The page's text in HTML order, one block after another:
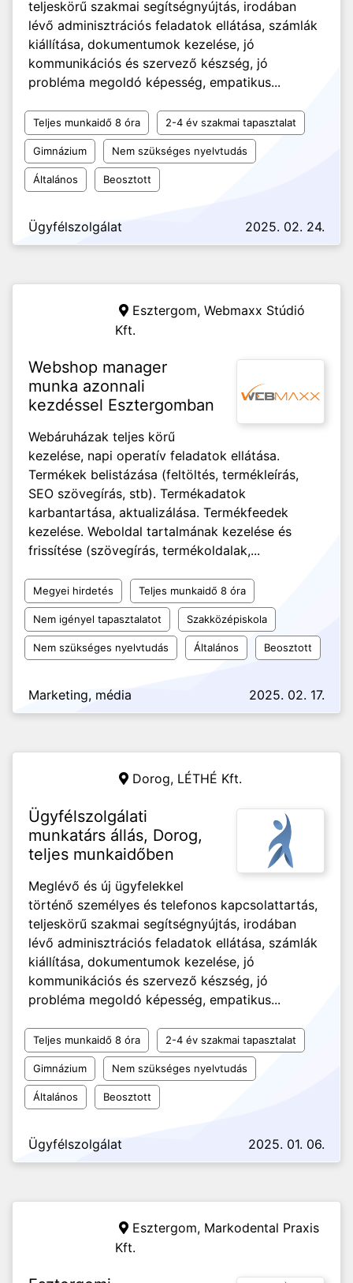
teljeskörű szakmai segítségnyújtás, irodában
lévő adminisztrációs feladatok ellátása, számlák
kiállítása, dokumentumok kezelése, jó
kommunikációs és szervező készség, jó
probléma megoldó képesség, empatikus...
Teljes munkaidő 8 óra 2-4 év szakmai tapasztalat
Gimnázium Nem szükséges nyelvtudás
Általános Beosztott
Ügyfélszolgálat 2025. 02. 24.
Esztergom, Webmaxx Stúdió
Kft.
Webshop manager
munka azonnali
kezdéssel Esztergomban
Webáruházak teljes körű
kezelése, napi operatív feladatok ellátása.
Termékek belistázása (feltöltés, termékleírás,
SEO szövegírás, stb). Termékadatok
karbantartása, aktualizálása. Termékfeedek
kezelése. Weboldal tartalmának kezelése és
frissítése (szövegírás, termékoldalak,...
Megyei hirdetés Teljes munkaidő 8 óra
Nem igényel tapasztalatot Szakközépiskola
Nem szükséges nyelvtudás Általános Beosztott
Marketing, média 2025. 02. 17.
Dorog, LÉTHÉ Kft.
Ügyfélszolgálati
munkatárs állás, Dorog,
teljes munkaidőben
Meglévő és új ügyfelekkel
történő személyes és telefonos kapcsolattartás,
teljeskörű szakmai segítségnyújtás, irodában
lévő adminisztrációs feladatok ellátása, számlák
kiállítása, dokumentumok kezelése, jó
kommunikációs és szervező készség, jó
probléma megoldó képesség, empatikus...
Teljes munkaidő 8 óra 2-4 év szakmai tapasztalat
Gimnázium Nem szükséges nyelvtudás
Általános Beosztott
Ügyfélszolgálat 2025. 01. 06.
Esztergom, Markodental Praxis
Kft.